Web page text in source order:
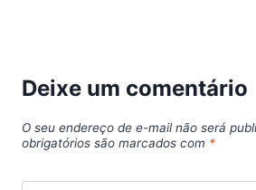
Deixe um comentário
O seu endereço de e-mail não será
obrigatórios são marcados com *